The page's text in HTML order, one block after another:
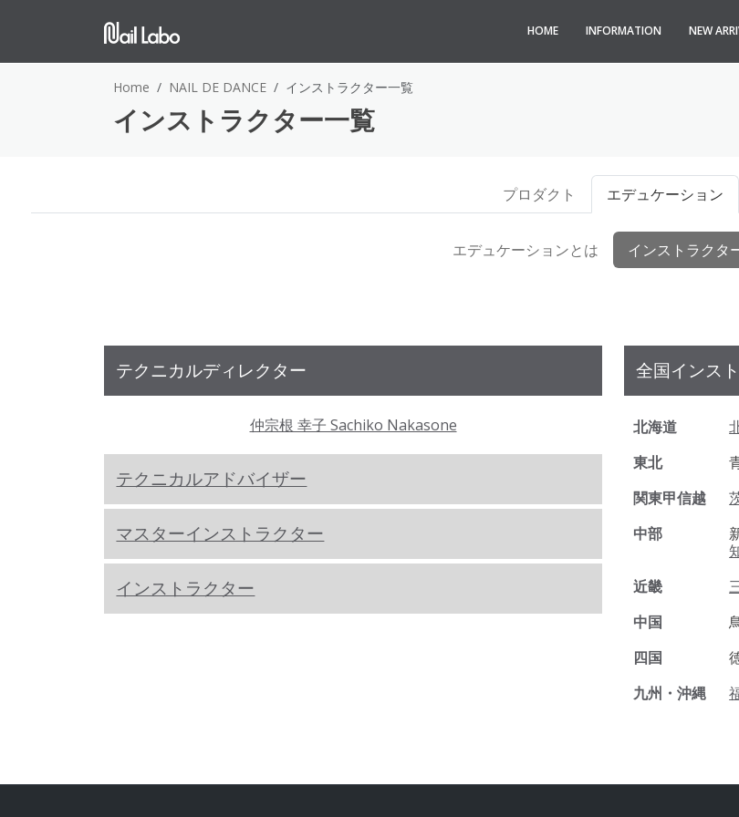
HOME INFORMATION NEW
Home NAIL DE DANCE インストラクター一覧
インストラクター一覧
プロダクト エデュケーション
エデュケーションとは インストラクタ
テクニカルディレクター
仲宗根 幸子 Sachiko Nakasone
テクニカルアドバイザー
マスターインストラクター
インストラクター
全国インス
北海道
東北
関東甲信越
中部
近畿
中国
四国
九州・沖縄